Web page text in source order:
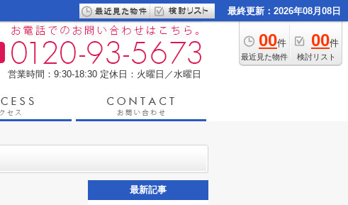
最終更新：2026年08月08日
00件
最近見た物件
00件
検討リスト
営業時間：9:30-18:30 定休日：火曜日／水曜日
最新記事